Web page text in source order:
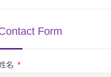
Form
名 *